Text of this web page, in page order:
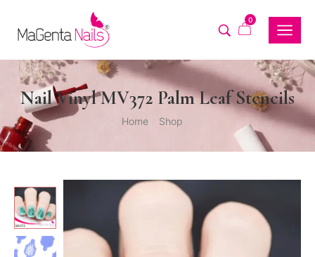
0
Nail Vinyl MV372 Palm Leaf Stencils
Home Shop